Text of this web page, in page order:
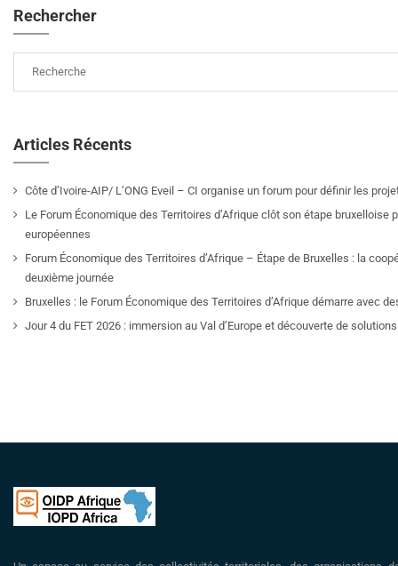
Rechercher
Articles Récents
Côte d’Ivoire-AIP/ L’ONG Eveil – CI organise un forum pour définir les
Le Forum Économique des Territoires d’Afrique clôt son étape
européennes
Forum Économique des Territoires d’Afrique – Étape de Bruxelles : la
deuxième journée
Bruxelles : le Forum Économique des Territoires d’Afrique démarre avec
Jour 4 du FET 2026 : immersion au Val d’Europe et découverte de